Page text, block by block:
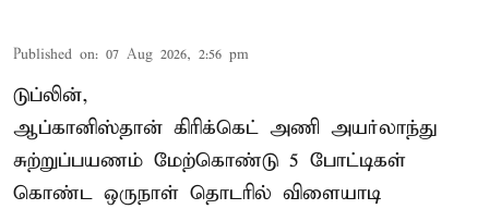
Published on: 07 Aug 2026, 2:56 pm
டுப்லின்,
ஆப்கானிஸ்தான் கிரிக்கெட் அணி அயர்லாந்து
சுற்றுப்பயணம் மேற்கொண்டு 5 போட்டிகள்
கொண்ட ஒருநாள் தொடரில் விளையாடி